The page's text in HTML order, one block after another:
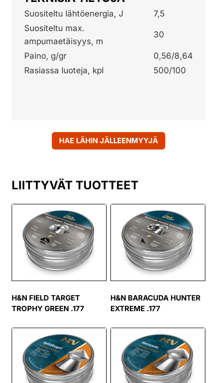
Suositeltu lähtöenergia, J
7,5
Suositeltu max.
ampumaetäisyys, m
30
Paino, g/gr
0,56/8,64
Rasiassa luoteja, kpl
500/100
HAE LÄHIN JÄLLEENMYYJÄ
LIITTYVÄT TUOTTEET
H&N FIELD TARGET
TROPHY GREEN .177
H&N BARACUDA HUNTER
EXTREME .177